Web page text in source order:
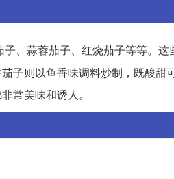
、蒜蓉茄子、红烧茄子等等。这
子则以鱼香味调料炒制，既酸甜
常美味和诱人。